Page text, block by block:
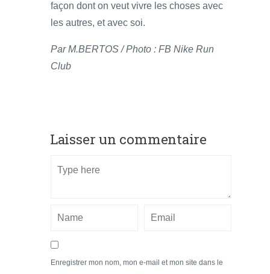
façon dont on veut vivre les choses avec
les autres, et avec soi.
Par M.BERTOS / Photo : FB Nike Run
Club
Laisser un commentaire
Enregistrer mon nom, mon e-mail et mon site dans le